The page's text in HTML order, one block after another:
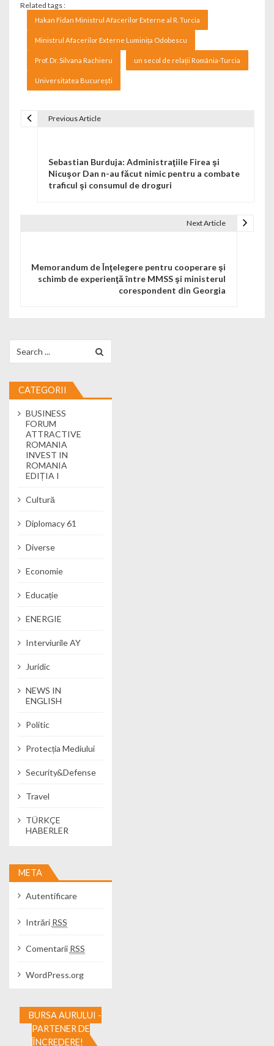
Related tags :
Hakan Fidan Ministrul Afacerilor Externe al R. Turcia
Ministrul Afacerilor Externe Luminița Odobescu
Prof. Dr. Silvana Rachieru un secol de relații România-Turcia
Universitatea București
Previous Article
Sebastian Burduja: Administraţiile Firea şi
Nicuşor Dan n-au făcut nimic pentru a combate
traficul şi consumul de droguri
Next Article
Memorandum de Înţelegere pentru cooperare şi
schimb de experienţă între MMSS şi ministerul
corespondent din Georgia
CATEGORII
BUSINESS
FORUM
ATTRACTIVE
ROMANIA
INVEST IN
ROMANIA
EDIȚIA I
Cultură
Diplomacy 61
Diverse
Economie
Educație
ENERGIE
Interviurile AY
Juridic
NEWS IN
ENGLISH
Politic
Protecția Mediului
Security&Defense
Travel
TÜRKÇE
HABERLER
META
Autentificare
Intrări RSS
Comentarii RSS
WordPress.org
BURSA AURULUI -
PARTENER DE
ÎNCREDERE!